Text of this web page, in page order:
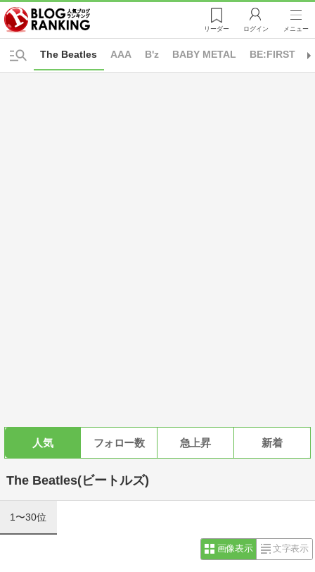
リーダー ログイン メニュー
AAA B'z BABY METAL BE:FIRST
The Beatles
人気 フォロー数 急上昇 新着
The Beatles(ビートルズ)
1〜30位
画像表示 文字表示